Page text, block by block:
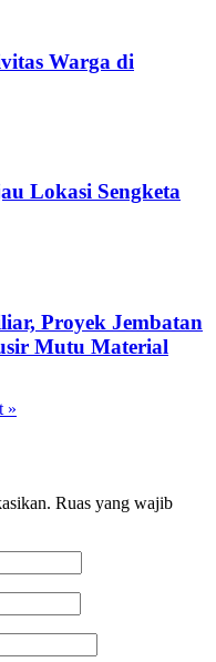
Warga di
Lokasi Sengketa
Proyek Jembatan
Mutu Material
»
Ruas yang wajib